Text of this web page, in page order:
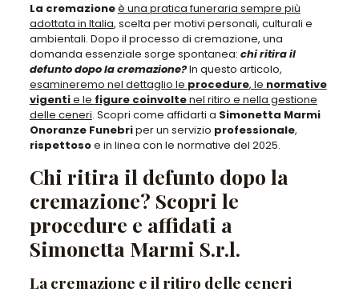
La cremazioneè una pratica funeraria sempre più
adottata in Italia, scelta per motivi personali, culturali e
ambientali. Dopo il processo di cremazione, una
domanda essenziale sorge spontanea: chi ritira il
defunto dopo la cremazione?In questo articolo,
esamineremo nel dettaglio le procedure, le normative
vigentie le figure coinvoltenel ritiro e nella gestione
delle ceneri. Scopri come affidarti a Simonetta Marmi
Onoranze Funebriper un servizio professionale,
rispettosoe in linea con le normative del 2025.
Chi ritira il defunto dopo la
cremazione? Scopri le
procedure e affidati a
Simonetta Marmi S.r.l.
La cremazione e il ritiro delle ceneri